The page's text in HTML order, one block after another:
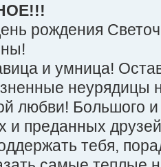
рождения
и умница!
неурядицы
любви! Большого
и преданных
тебя,